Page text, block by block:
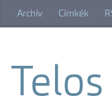
Archív Címkék
Telos